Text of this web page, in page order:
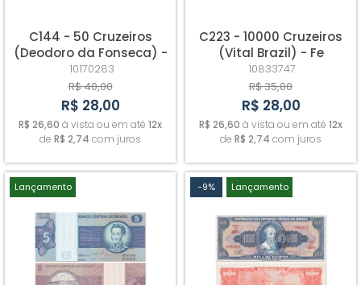
C144 - 50 Cruzeiros
(Deodoro da Fonseca) -
Fe
10170283
R$ 40,00
R$ 28,00
R$ 26,60 à vista ou em até 12x
de R$ 2,74 com juros
C223 - 10000 Cruzeiros
(Vital Brazil) - Fe
10833747
R$ 35,00
R$ 28,00
R$ 26,60 à vista ou em até 12x
de R$ 2,74 com juros
Lançamento -9% Lançamento